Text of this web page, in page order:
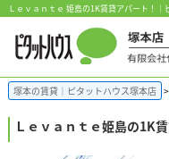
Ｌｅｖａｎｔｅ 姫島の1K賃貸アパート！｜
塚本の賃貸｜ピタットハウス塚本店
Ｌｅｖａｎｔｅ姫島の1K